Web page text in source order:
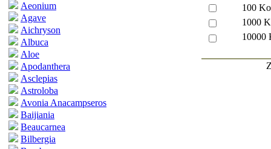
Aeonium
Agave
Aichryson
Albuca
Aloe
Apodanthera
Asclepias
Astroloba
Avonia Anacampseros
Baijiania
Beaucarnea
Bilbergia
100
1000
10000